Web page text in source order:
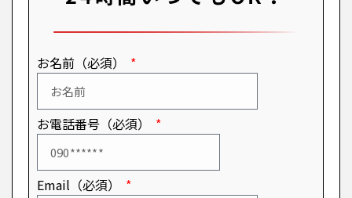
お名前（必須）
お電話番号（必須）
Email（必須）